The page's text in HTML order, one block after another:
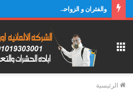
والفئران و الزواحف و خدمات التعقيم و
القائمة
الرئيسية